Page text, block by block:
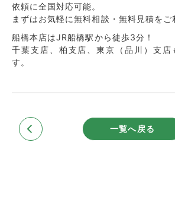
依頼に全国対応可能。
まずはお気軽に無料相談・無料見積をご
船橋本店はJR船橋駅から徒歩3分！
千葉支店、柏支店、東京（品川）支
す。
一覧へ戻る